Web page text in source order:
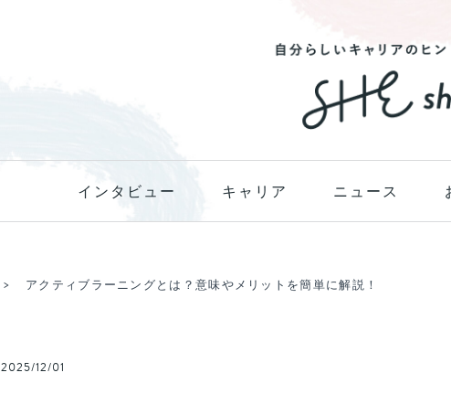
インタビュー キャリア ニュース
アクティブラーニングとは？意味やメリットを簡単に解説！
2025/12/01